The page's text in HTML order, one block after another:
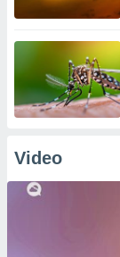
Video